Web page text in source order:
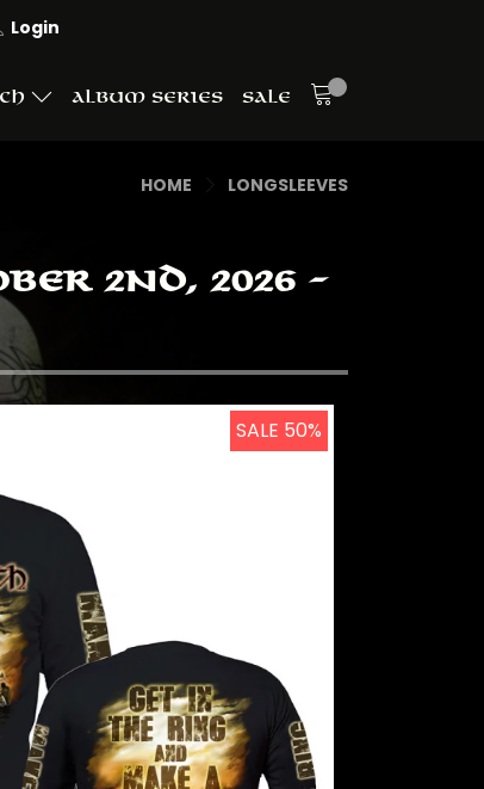
Login
ALBUM SERIES SALE
HOME LONGSLEEVES
2ND, 2026 -
SALE 50%